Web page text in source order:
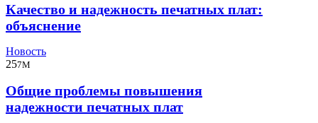
Качество и надежность печатных плат:
объяснение
Новость
257M
Общие проблемы повышения
надежности печатных плат